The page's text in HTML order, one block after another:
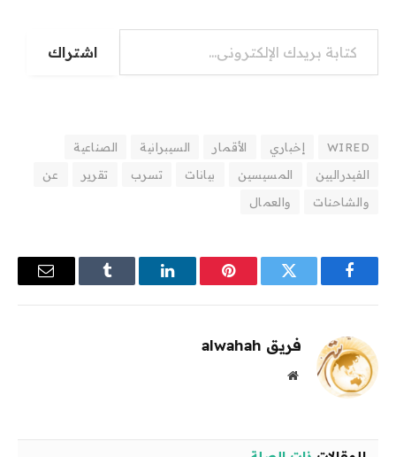
كتابة بريدك الإلكتروني...
اشتراك
WIRED إخباري الأقمار السيبرانية
الصناعية
الفيدراليين
المسيسين بيانات تسرب تقرير
عن
والشاحنات
والعمال
فيسبوك تويتر بينتيريستلينكدإن Tumblr
البريد
فريق alwahah
موقع